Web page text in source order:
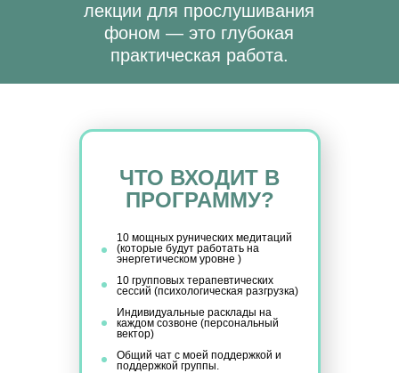
10 мощных рунических медитаций
(которые будут работать на
энергетическом уровне )
10 групповых терапевтических
сессий (психологическая разгрузка)
Индивидуальные расклады на
каждом созвоне (персональный
вектор)
Общий чат с моей поддержкой и
поддержкой группы.
ЧТО ВХОДИТ В
ПРОГРАММУ?